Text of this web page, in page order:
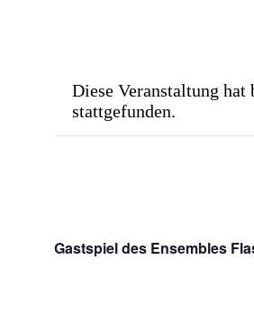
Diese Veranstaltung hat
stattgefunden.
Gastspiel des Ensembles